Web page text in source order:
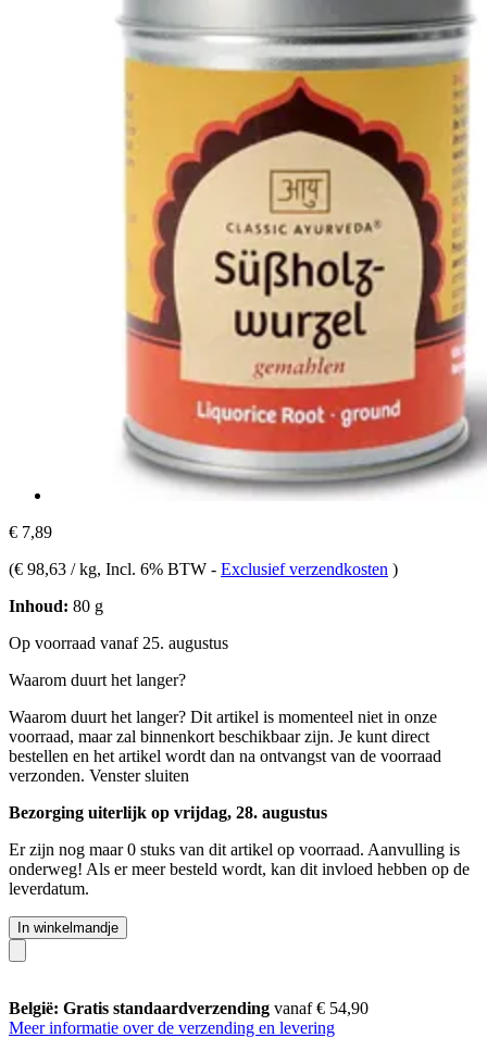
€ 7,89
(€ 98,63 / kg, Incl. 6% BTW - Exclusief verzendkosten )
Inhoud: 80 g
Op voorraad vanaf 25. augustus
Waarom duurt het langer?
Waarom duurt het langer? Dit artikel is momenteel niet in onze
voorraad, maar zal binnenkort beschikbaar zijn. Je kunt direct
bestellen en het artikel wordt dan na ontvangst van de voorraad
verzonden. Venster sluiten
Bezorging uiterlijk op vrijdag, 28. augustus
Er zijn nog maar 0 stuks van dit artikel op voorraad. Aanvulling is
onderweg! Als er meer besteld wordt, kan dit invloed hebben op de
leverdatum.
In winkelmandje
België: Gratis standaardverzending vanaf € 54,90
Meer informatie over de verzending en levering